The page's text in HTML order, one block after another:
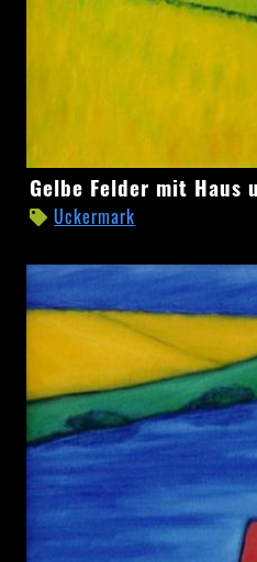
Gelbe
Felder
mit
Haus
und
Kastanie
Gelbe Felder mit Haus
Uckermark